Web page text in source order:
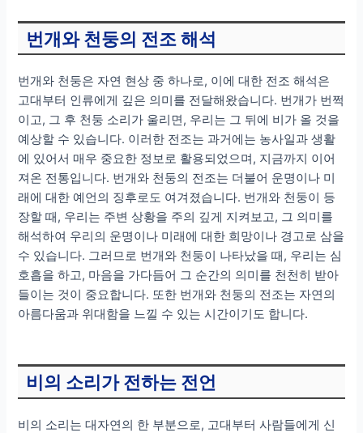
번개와 천둥의 전조 해석
번개와 천둥은 자연 현상 중 하나로, 이에 대한 전조 해석은
고대부터 인류에게 깊은 의미를 전달해왔습니다. 번개가 번쩍
이고, 그 후 천둥 소리가 울리면, 우리는 그 뒤에 비가 올 것을
예상할 수 있습니다. 이러한 전조는 과거에는 농사일과 생활
에 있어서 매우 중요한 정보로 활용되었으며, 지금까지 이어
져온 전통입니다. 번개와 천둥의 전조는 더불어 운명이나 미
래에 대한 예언의 징후로도 여겨졌습니다. 번개와 천둥이 등
장할 때, 우리는 주변 상황을 주의 깊게 지켜보고, 그 의미를
해석하여 우리의 운명이나 미래에 대한 희망이나 경고로 삼을
수 있습니다. 그러므로 번개와 천둥이 나타났을 때, 우리는 심
호흡을 하고, 마음을 가다듬어 그 순간의 의미를 천천히 받아
들이는 것이 중요합니다. 또한 번개와 천둥의 전조는 자연의
아름다움과 위대함을 느낄 수 있는 시간이기도 합니다.
비의 소리가 전하는 전언
비의 소리는 대자연의 한 부분으로, 고대부터 사람들에게 신